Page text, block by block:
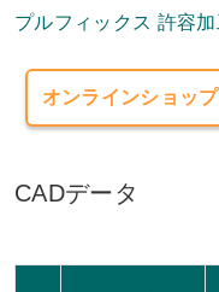
プルフィックス 許容
オンラインショッ
CADデータ